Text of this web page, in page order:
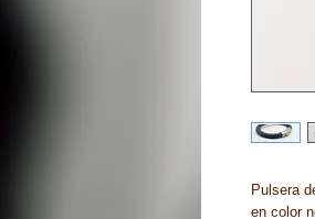
Pulsera
en color